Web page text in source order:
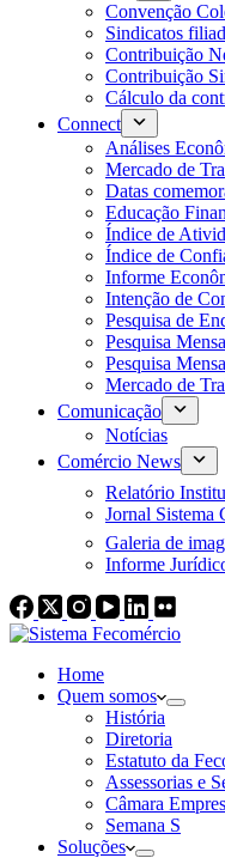
Convenção
Sindicatos
Contribuição
Contribuição
Cálculo da
Connect
Análises
Mercado de
Datas
Educação
Índice de
Índice de
Informe
Intenção de
Pesquisa de
Pesquisa
Pesquisa
Mercado de
Comunicação
Notícias
Comércio News
Relatório
Jornal Sistema
Galeria de
Informe
Home
Quem somos
História
Diretoria
Estatuto da
Assessorias e
Câmara
Semana S
Soluções